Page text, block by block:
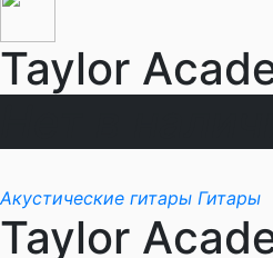
Taylor
Акустические гитары Гитары
Taylor